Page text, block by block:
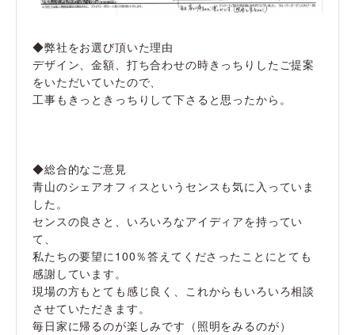
◆弊社をお選び頂いた理由
デザイン、金額、打ち合わせの時きっちりしたご提案
をいただいていたので、
工事もきっときっちりして下さると思ったから。
◆総合的なご意見
青山のシェアオフィスというセンスも気に入っていま
した。
センスの良さと、いろいろなアイディアを持ってい
て、
私たちの要望に100％答えてくださったことにとても
感謝しています。
現場の方もとても感じ良く、これからもいろいろ相談
させていただきます。
毎日家に帰るのが楽しみです（照明をみるのが）